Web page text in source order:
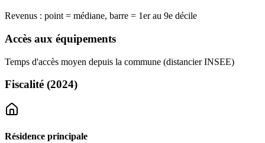
Revenus : point = médiane, barre = 1er au 9e décile
Accès aux équipements
Temps d'accès moyen depuis la commune (distancier INSEE)
Fiscalité (2024)
Résidence principale